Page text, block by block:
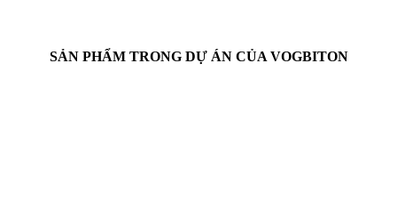
SẢN PHẨM TRONG DỰ ÁN CỦA VOGBITON